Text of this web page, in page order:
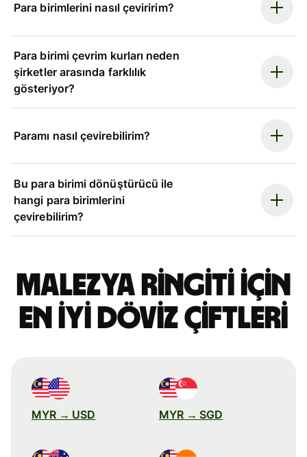
Para birimlerini nasıl çeviririm?
Para birimi çevrim kurları neden
şirketler arasında farklılık
gösteriyor?
Paramı nasıl çevirebilirim?
Bu para birimi dönüştürücü ile
hangi para birimlerini
çevirebilirim?
Malezya ringiti için
en iyi döviz çiftleri
MYR → USD MYR → SGD